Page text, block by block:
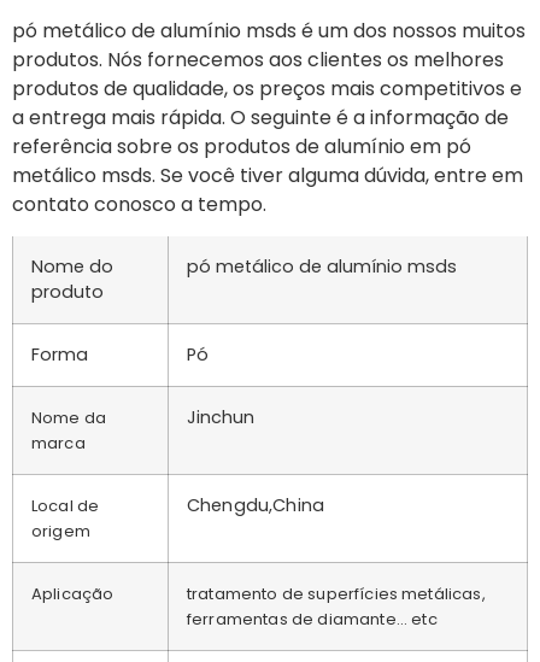
pó metálico de alumínio msds é um dos nossos muitos
produtos. Nós fornecemos aos clientes os melhores
produtos de qualidade, os preços mais competitivos e
a entrega mais rápida. O seguinte é a informação de
referência sobre os produtos de alumínio em pó
metálico msds. Se você tiver alguma dúvida, entre em
contato conosco a tempo.
Nome do
produto
pó metálico de alumínio msds
Forma Pó
Nome da
marca
Jinchun
Local de
origem
Chengdu,China
Aplicação
tratamento de superfícies metálicas,
ferramentas de diamante... etc